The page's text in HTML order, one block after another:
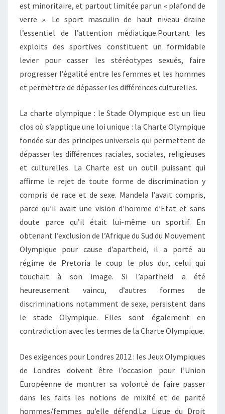
est minoritaire, et partout limitée par un « plafond de
verre ». Le sport masculin de haut niveau draine
l’essentiel de l’attention médiatique.Pourtant les
exploits des sportives constituent un formidable
levier pour casser les stéréotypes sexués, faire
progresser l’égalité entre les femmes et les hommes
et permettre de dépasser les différences culturelles.
La charte olympique : le Stade Olympique est un lieu
clos où s’applique une loi unique : la Charte Olympique
fondée sur des principes universels qui permettent de
dépasser les différences raciales, sociales, religieuses
et culturelles. La Charte est un outil puissant qui
affirme le rejet de toute forme de discrimination y
compris de race et de sexe. Mandela l’avait compris,
parce qu’il avait une vision d’homme d’Etat et sans
doute parce qu’il était lui-même un sportif. En
obtenant l’exclusion de l’Afrique du Sud du Mouvement
Olympique pour cause d’apartheid, il a porté au
régime de Pretoria le coup le plus dur, celui qui
touchait à son image. Si l’apartheid a été
heureusement vaincu, d’autres formes de
discriminations notamment de sexe, persistent dans
le stade Olympique. Elles sont également en
contradiction avec les termes de la Charte Olympique.
Des exigences pour Londres 2012 : les Jeux Olympiques
de Londres doivent être l’occasion pour l’Union
Européenne de montrer sa volonté de faire passer
dans les faits les notions de mixité et de parité
hommes/femmes qu’elle défend.La Ligue du Droit